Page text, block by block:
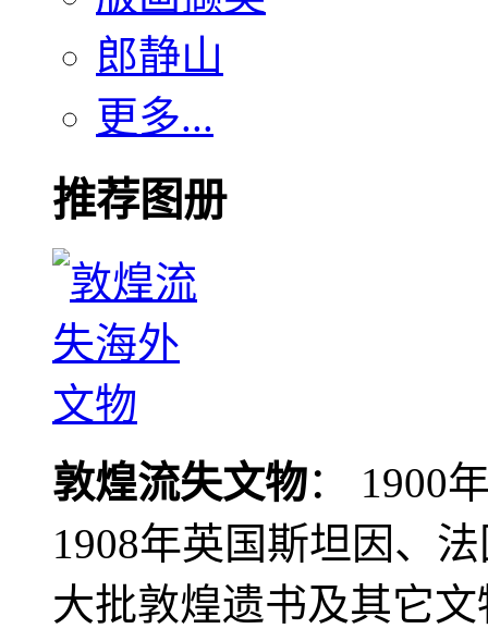
郎静山
更多...
推荐图册
敦煌流失文物： 1900
1908年英国斯坦因、
大批敦煌遗书及其它